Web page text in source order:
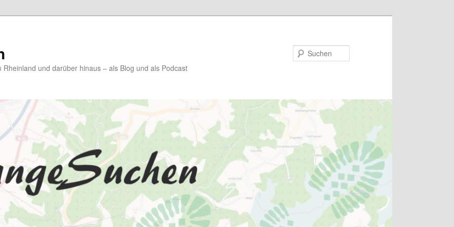
und darüber hinaus – als Blog und als Podcast